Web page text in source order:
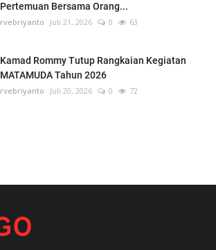
Pertemuan Bersama Orang...
rvebriyanto Juli 21, 2026 0 63
Kamad Rommy Tutup Rangkaian Kegiatan
MATAMUDA Tahun 2026
rvebriyanto Juli 20, 2026 0 72